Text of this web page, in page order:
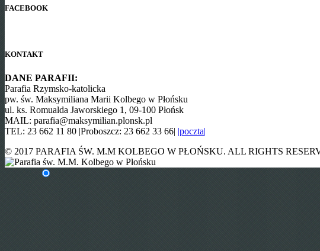
FACEBOOK
KONTAKT
DANE PARAFII:
Parafia Rzymsko-katolicka
pw. św. Maksymiliana Marii Kolbego w Płońsku
ul. ks. Romualda Jaworskiego 1, 09-100 Płońsk
MAIL: parafia@maksymilian.plonsk.pl
TEL: 23 662 11 80 |Proboszcz: 23 662 33 66| |poczta|
© 2017 PARAFIA ŚW. M.M KOLBEGO W PŁOŃSKU. ALL RIGHTS